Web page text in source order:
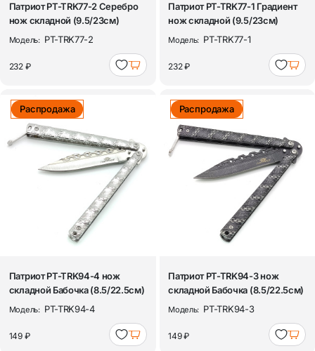
Патриот PT-TRK77-2 Серебро
нож складной (9.5/23см)
Модель: PT-TRK77-2
232 ₽
Патриот PT-TRK77-1 Градиент
нож складной (9.5/23см)
Модель: PT-TRK77-1
232 ₽
Распродажа
Патриот PT-TRK94-4 нож
складной Бабочка (8.5/22.5см)
Модель: PT-TRK94-4
149 ₽
Распродажа
Патриот PT-TRK94-3 нож
складной Бабочка (8.5/22.5см)
Модель: PT-TRK94-3
149 ₽